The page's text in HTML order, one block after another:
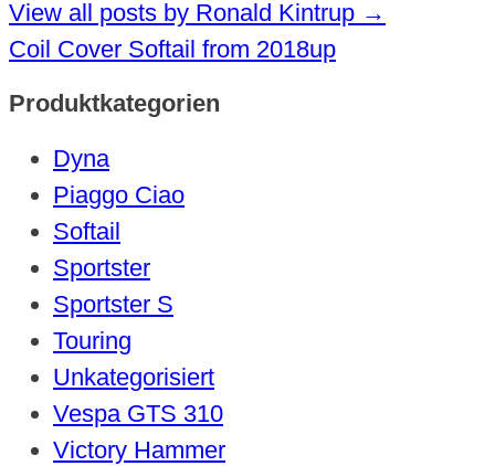
View all posts by Ronald Kintrup →
Coil Cover Softail from 2018up
Produktkategorien
Dyna
Piaggo Ciao
Softail
Sportster
Sportster S
Touring
Unkategorisiert
Vespa GTS 310
Victory Hammer